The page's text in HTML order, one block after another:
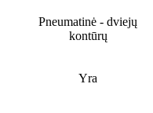
Pneumatinė - dviejų
kontūrų
Yra